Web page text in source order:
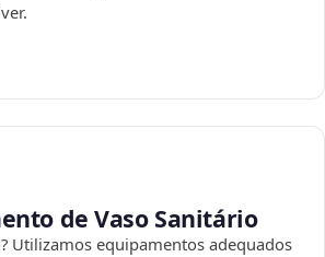
de Vaso Sanitário
Utilizamos equipamentos adequados